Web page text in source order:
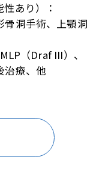
あり）：
骨洞手術、上顎洞
（Draf III）、
治療、他